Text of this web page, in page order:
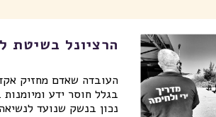
הרציונל בשיטת
העובדה שאדם מחזיק
בגלל חוסר ידע
נכון בנשק שנועד